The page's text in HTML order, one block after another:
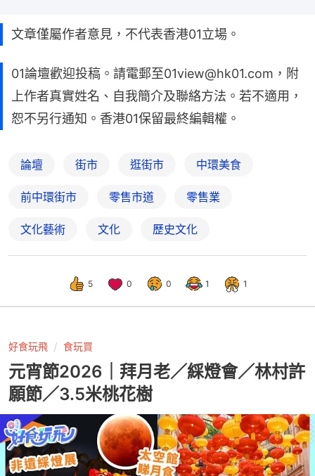
文章僅屬作者意見，不代表香港01立場。
01論壇歡迎投稿。請電郵至01view@hk01.com，附
上作者真實姓名、自我簡介及聯絡方法。若不適用，
恕不另行通知。香港01保留最終編輯權。
論壇 街市 逛街市 中環美食
前中環街市 零售市道 零售業
文化藝術 文化 歷史文化
5 0 0 1 1
好食玩飛 食玩買
元宵節2026｜拜月老／綵燈會／林村許
願節／3.5米桃花樹